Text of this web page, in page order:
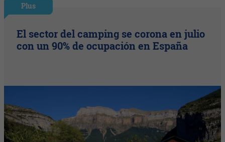
Plus
El sector del camping se corona en julio
con un 90% de ocupación en España